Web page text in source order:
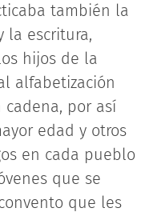
también la
la escritura,
hijos de la
alfabetización
cadena, por así
edad y otros
en cada pueblo
que se
que les